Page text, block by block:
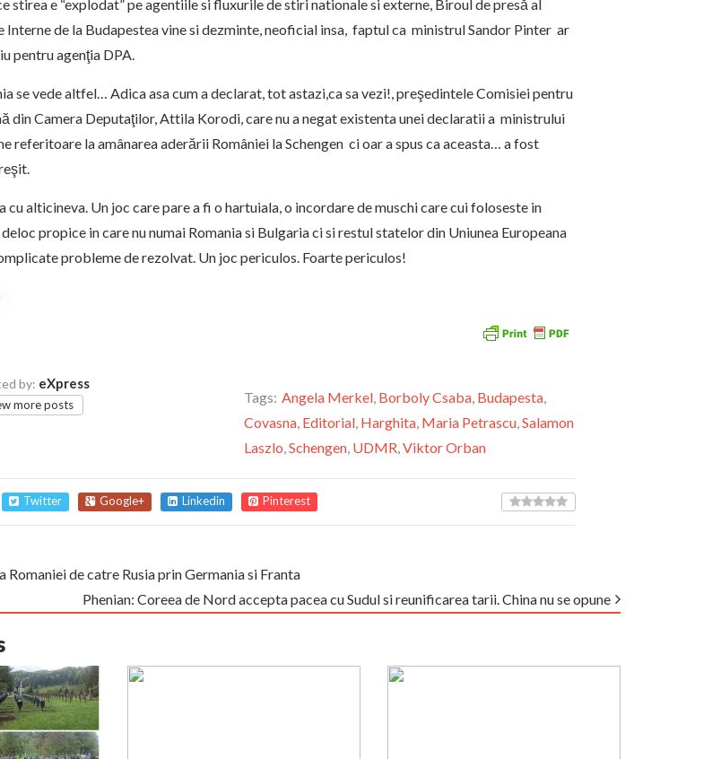
stirea e “explodat” pe agentiile si fluxurile de stiri nationale si externe, Biroul de presă al
Interne de la Budapestea vine si dezminte, neoficial insa, faptul ca ministrul Sandor Pinter ar
pentru agenţia DPA.
se vede altfel… Adica asa cum a declarat, tot astazi,ca sa vezi!, preşedintele Comisiei pentru
din Camera Deputaţilor, Attila Korodi, care nu a negat existenta unei declaratii a ministrului
referitoare la amânarea aderării României la Schengen ci oar a spus ca aceasta… a fost
cu alticineva. Un joc care pare a fi o hartuiala, o incordare de muschi care cui foloseste in
propice in care nu numai Romania si Bulgaria ci si restul statelor din Uniunea Europeana
probleme de rezolvat. Un joc periculos. Foarte periculos!
by: eXpress
more posts Tags: Angela Merkel, Borboly Csaba, Budapesta,
Covasna, Editorial, Harghita, Maria Petrascu,Salamon
Laszlo,Schengen, UDMR,Viktor Orban
Twitter Google+ Linkedin Pinterest
Romaniei de catre Rusia prin Germania si Franta
Phenian: Coreea de Nord accepta pacea cu Sudul si reunificarea tarii. China nu se opune